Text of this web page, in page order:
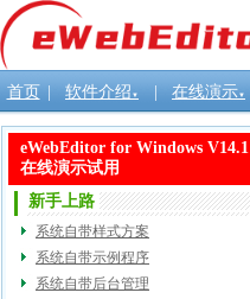
首页 软件介绍 ▼ 在线演示▼
eWebEditor for Windows V14.1
在线演示试用
新手上路
系统自带样式方案
系统自带示例程序
系统自带后台管理